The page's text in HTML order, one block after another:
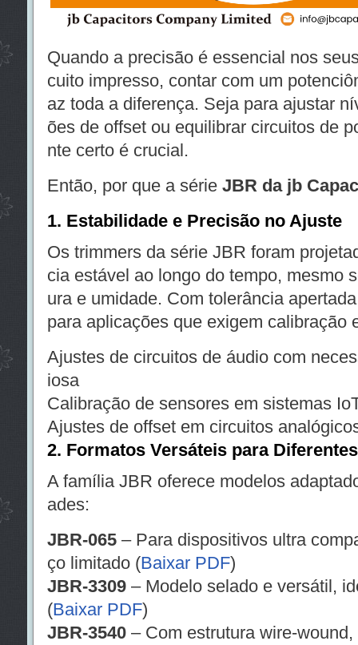
Quando a precisão é essencial nos
cuito impresso, contar com um
az toda a diferença. Seja para ajustar
ões de offset ou equilibrar circuitos de
nte certo é crucial.
Então, por que a série JBR da jb
1. Estabilidade e Precisão no Ajuste
Os trimmers da série JBR foram
cia estável ao longo do tempo, mesmo
ura e umidade. Com tolerância
para aplicações que exigem calibração
Ajustes de circuitos de áudio com
iosa
Calibração de sensores em sistemas
Ajustes de offset em circuitos
2. Formatos Versáteis para
A família JBR oferece modelos
ades:
JBR-065– Para dispositivos ultra
ço limitado (Baixar PDF)
JBR-3309– Modelo selado e versátil,
(Baixar PDF)
JBR-3540– Com estrutura wire-